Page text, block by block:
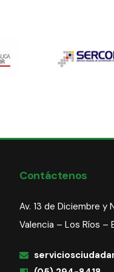
Contáctenos
Av. 13 de Diciembre y
Valencia – Los Ríos –